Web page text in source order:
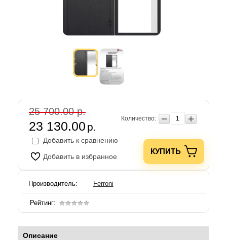
25 700.00 р.
23 130.00 р.
Количество:
Добавить к сравнению
Добавить в избранное
КУПИТЬ
Производитель: Ferroni
Рейтинг:
Описание